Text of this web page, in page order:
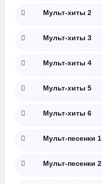
Мульт-хиты 2
Мульт-хиты 3
Мульт-хиты 4
Мульт-хиты 5
Мульт-хиты 6
Мульт-песенки 1
Мульт-песенки 2